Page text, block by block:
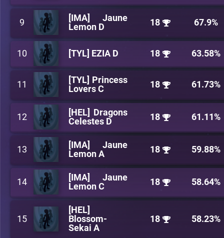
9
[IMA] Jaune
Lemon D
18 67.9%
10 [TYL] EZIA D 18 63.58%
11
[TYL] Princess
Lovers C
18 61.73%
12
[HEL] Dragons
Celestes D
18 61.11%
13
[IMA] Jaune
Lemon A
18 59.88%
14
[IMA] Jaune
Lemon C
18 58.64%
15
[HEL]
Blossom-
Sekai A
18 58.23%